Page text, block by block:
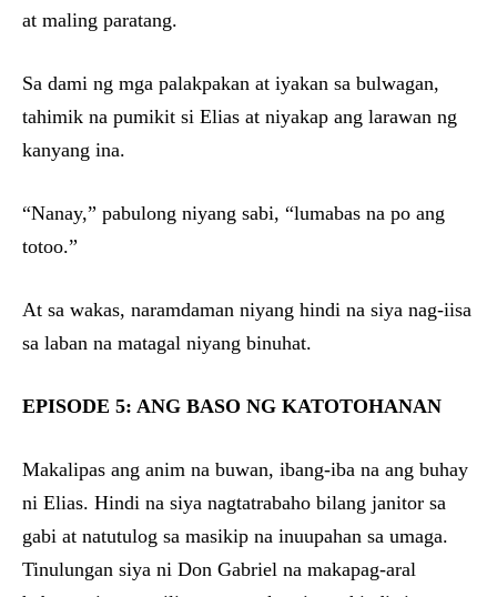
at maling paratang.
Sa dami ng mga palakpakan at iyakan sa bulwagan,
tahimik na pumikit si Elias at niyakap ang larawan ng
kanyang ina.
“Nanay,” pabulong niyang sabi, “lumabas na po ang
totoo.”
At sa wakas, naramdaman niyang hindi na siya nag-iisa
sa laban na matagal niyang binuhat.
EPISODE 5: ANG BASO NG KATOTOHANAN
Makalipas ang anim na buwan, ibang-iba na ang buhay
ni Elias. Hindi na siya nagtatrabaho bilang janitor sa
gabi at natutulog sa masikip na inuupahan sa umaga.
Tinulungan siya ni Don Gabriel na makapag-aral